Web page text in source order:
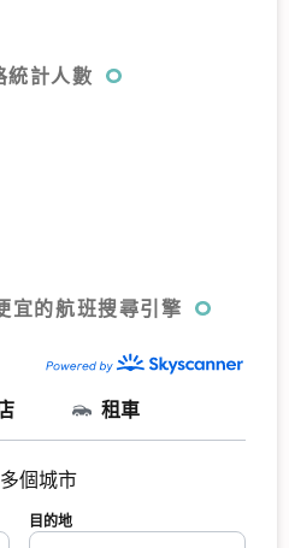
統計人數
宜的航班搜尋引擎